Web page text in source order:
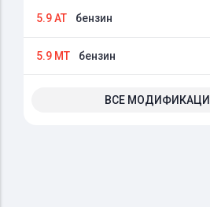
5.9 AT бензин
5.9 MT бензин
ВСЕ